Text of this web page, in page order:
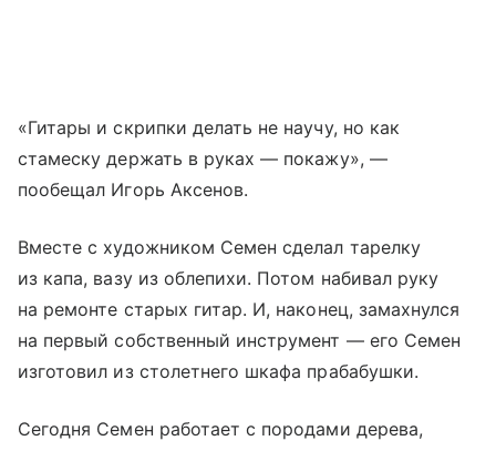
«Гитары и скрипки делать не научу, но как
стамеску держать в руках — покажу», —
пообещал Игорь Аксенов.
Вместе с художником Семен сделал тарелку
из капа, вазу из облепихи. Потом набивал руку
на ремонте старых гитар. И, наконец, замахнулся
на первый собственный инструмент — его Семен
изготовил из столетнего шкафа прабабушки.
Сегодня Семен работает с породами дерева,